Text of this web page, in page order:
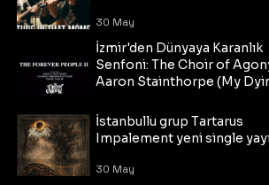
30 May
İzmir'den Dünyaya Karanlık
Senfoni: The Choir of
Aaron Stainthorpe (My
Tekli!
30 May
İstanbullu grup Tartarus
Impalement yeni single
30 May